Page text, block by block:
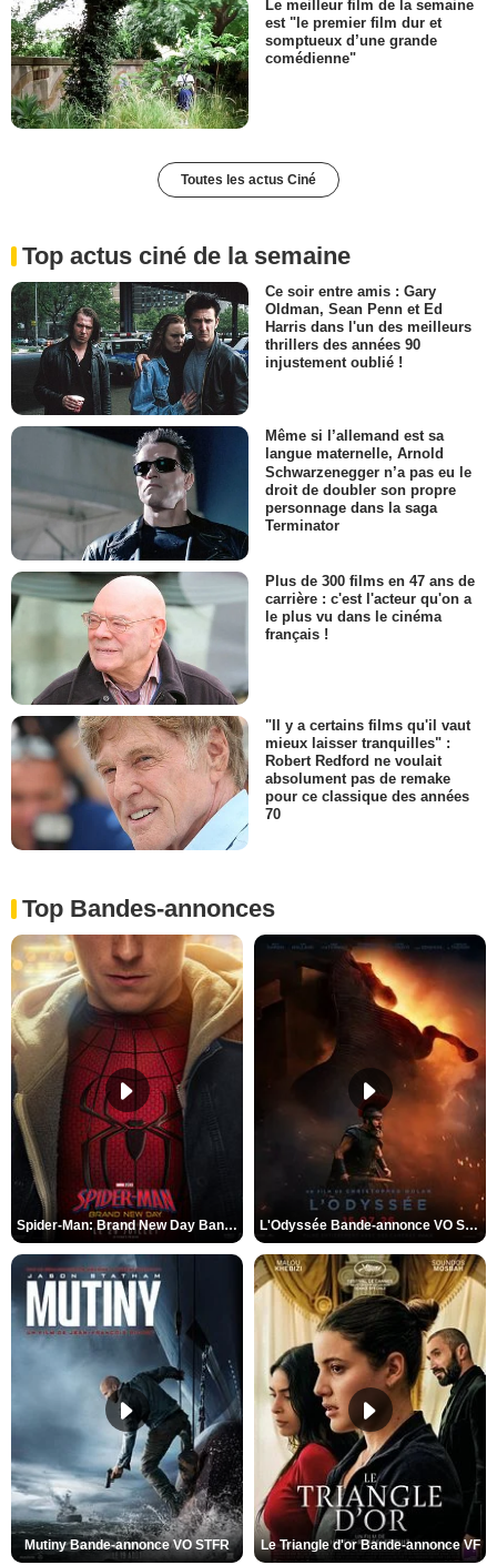
Le meilleur film de la semaine
est "le premier film dur et
somptueux d’une grande
comédienne"
Toutes les actus Ciné
Top actus ciné de la semaine
Ce soir entre amis : Gary
Oldman, Sean Penn et Ed
Harris dans l'un des meilleurs
thrillers des années 90
injustement oublié !
Même si l’allemand est sa
langue maternelle, Arnold
Schwarzenegger n’a pas eu le
droit de doubler son propre
personnage dans la saga
Terminator
Plus de 300 films en 47 ans de
carrière : c'est l'acteur qu'on a
le plus vu dans le cinéma
français !
"Il y a certains films qu'il vaut
mieux laisser tranquilles" :
Robert Redford ne voulait
absolument pas de remake
pour ce classique des années
70
Top Bandes-annonces
Spider-Man: Brand New Day Bande-annonce VO STFR L'Odyssée Bande-annonce VO STFR
Mutiny Bande-annonce VO STFR Le Triangle d'or Bande-annonce VF